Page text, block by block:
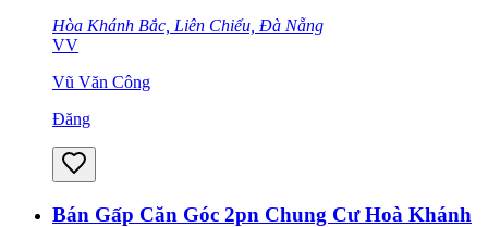
Hòa Khánh Bắc, Liên Chiểu, Đà Nẵng
VV
Vũ Văn Công
Đăng
Bán Gấp Căn Góc 2pn Chung Cư Hoà Khánh